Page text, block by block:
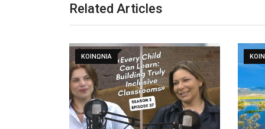
Related Articles
ΚΟΙΝΩΝΙΑ